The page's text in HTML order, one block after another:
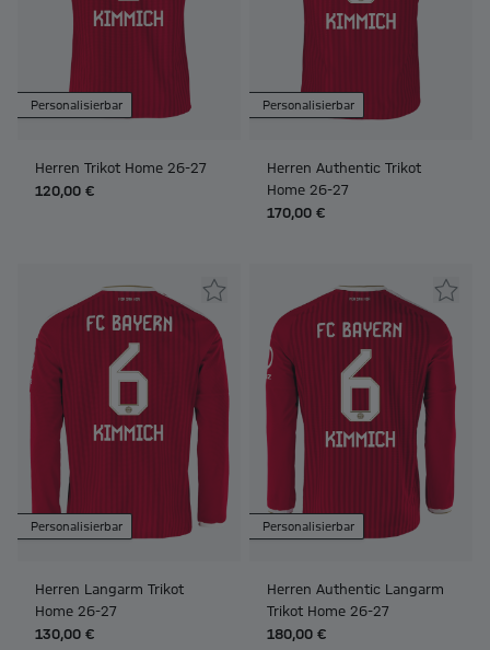
Personalisierbar
Herren Trikot Home 26-27
120,00 €
Personalisierbar
Herren Authentic Trikot
Home 26-27
170,00 €
Personalisierbar
Herren Langarm Trikot
Home 26-27
130,00 €
Personalisierbar
Herren Authentic Langarm
Trikot Home 26-27
180,00 €